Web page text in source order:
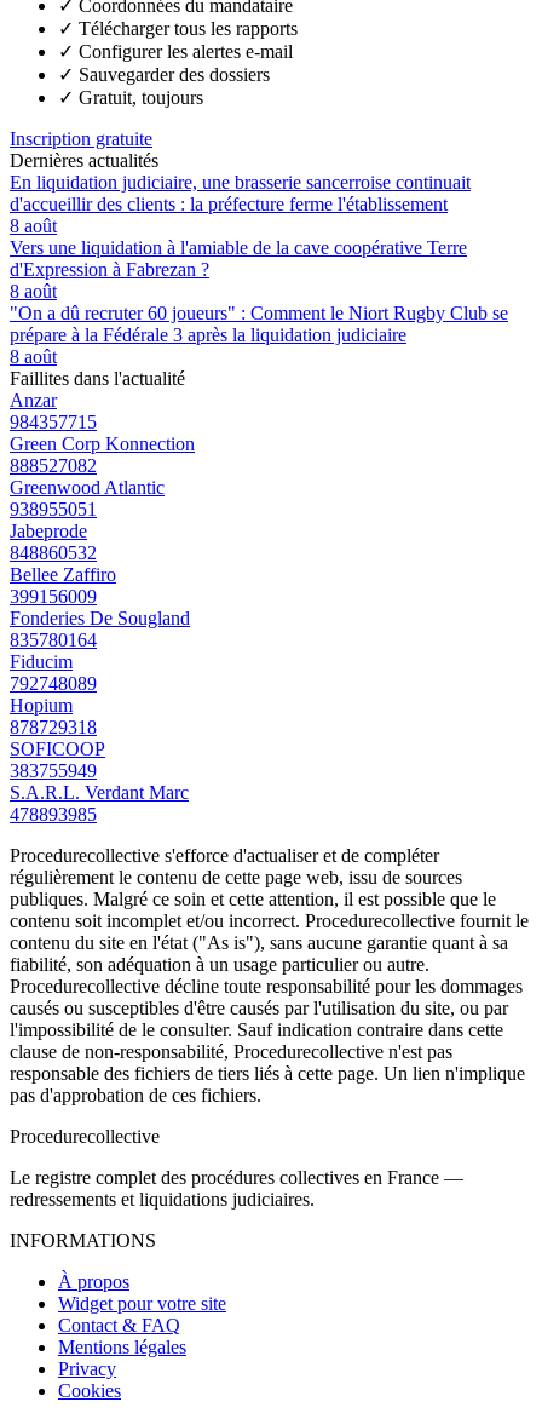
✓ Coordonnées du mandataire
✓ Télécharger tous les rapports
✓ Configurer les alertes e-mail
✓ Sauvegarder des dossiers
✓ Gratuit, toujours
Inscription gratuite
Dernières actualités
En liquidation judiciaire, une brasserie sancerroise continuait
d'accueillir des clients : la préfecture ferme l'établissement
8 août
Vers une liquidation à l'amiable de la cave coopérative Terre
d'Expression à Fabrezan ?
8 août
"On a dû recruter 60 joueurs" : Comment le Niort Rugby Club se
prépare à la Fédérale 3 après la liquidation judiciaire
8 août
Faillites dans l'actualité
Anzar
984357715
Green Corp Konnection
888527082
Greenwood Atlantic
938955051
Jabeprode
848860532
Bellee Zaffiro
399156009
Fonderies De Sougland
835780164
Fiducim
792748089
Hopium
878729318
SOFICOOP
383755949
S.A.R.L. Verdant Marc
478893985
Procedurecollective s'efforce d'actualiser et de compléter
régulièrement le contenu de cette page web, issu de sources
publiques. Malgré ce soin et cette attention, il est possible que le
contenu soit incomplet et/ou incorrect. Procedurecollective fournit le
contenu du site en l'état ("As is"), sans aucune garantie quant à sa
fiabilité, son adéquation à un usage particulier ou autre.
Procedurecollective décline toute responsabilité pour les dommages
causés ou susceptibles d'être causés par l'utilisation du site, ou par
l'impossibilité de le consulter. Sauf indication contraire dans cette
clause de non-responsabilité, Procedurecollective n'est pas
responsable des fichiers de tiers liés à cette page. Un lien n'implique
pas d'approbation de ces fichiers.
Procedurecollective
Le registre complet des procédures collectives en France —
redressements et liquidations judiciaires.
INFORMATIONS
À propos
Widget pour votre site
Contact & FAQ
Mentions légales
Privacy
Cookies